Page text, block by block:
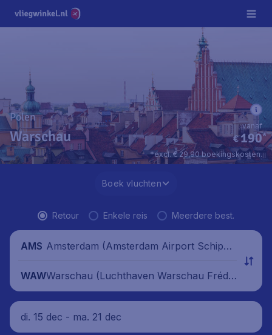
Polen
Warschau € 190*
vanaf
*excl. € 29,90 boekingskosten.
Boek vluchten
Retour Enkele reis Meerdere best.
AMS Amsterdam (Amsterdam Airport Schipho
WAWWarschau (Luchthaven Warschau Frédé
ric Chopin), Polen
di. 15 dec - ma. 21 dec